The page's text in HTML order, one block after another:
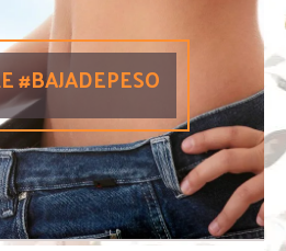
#BAJADEPESO